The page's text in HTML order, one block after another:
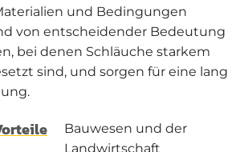
und Bedingungen
von entscheidender Bedeutung
bei denen Schläuche starkem
sind, und sorgen für eine lang
Bauwesen und der
Landwirtschaft